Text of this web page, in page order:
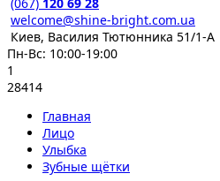
welcome@shine-bright.com.ua
Киев, Василия Тютюнника 51/1-А
Пн-Вс: 10:00-19:00
1
28414
Главная
Лицо
Улыбка
Зубные щётки